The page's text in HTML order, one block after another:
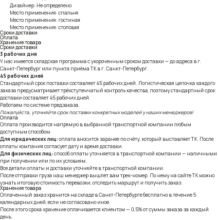
Дизайнер: Не определено
Место применения: спальня
Место применения: гостиная
Место применения: столовая
Сроки доставки
Оплата
Хранение товара
Сроки доставки
3 рабочих дня
У нас имеется складская программа с укороченным сроком доставки — до адреса в г.
Санкт-Петербург или пункта приёма ТК в г. Санкт-Петербург.
45 рабочих дней
Стандартный срок поставки составляет 45 рабочих дней. Логистическая цепочка каждого
заказа предусматривает трёхступенчатый контроль качества, поэтому стандартный срок
доставки составляет 45 рабочих дней.
Работаем по системе предзаказа.
Пожалуйста, уточняйте срок поставки конкретных моделей у наших менеджеров!
Оплата
Оплата производится напрямую в выбранной транспортной компании любым
доступным способом.
Для юридических лиц: оплата вносится заранее по счёту, который выставляет ТК. После
оплаты компания согласует дату и время доставки.
Для физических лиц: способ оплаты уточняется в транспортной компании — наличными
при получении или по их условиям.
Все детали оплаты и доставки уточняйте в транспортной компании.
После отправки груза наш менеджер вышлет вам трек-номер. По нему на сайте ТК можно
узнать итоговую стоимость перевозки, отследить маршрут и получить заказ.
Хранение товара
Оплаченный заказ хранится на складе в Санкт-Петербурге бесплатно в течение 5
календарных дней, если не согласовано иное.
После этого срока хранение оплачивается клиентом — 0,5% от суммы заказа за каждый
день.